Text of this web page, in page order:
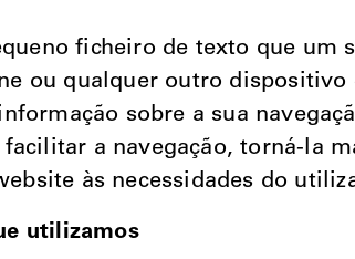
ficheiro de texto que um
ou qualquer outro dispositivo
sobre a sua
a navegação, torná-la
às necessidades do
utilizamos